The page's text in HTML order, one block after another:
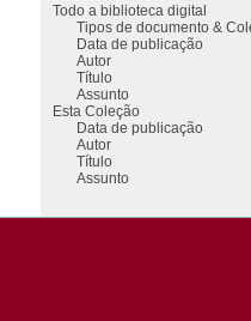
Todo a biblioteca digital
Tipos de documento &
Data de publicação
Autor
Título
Assunto
Esta Coleção
Data de publicação
Autor
Título
Assunto